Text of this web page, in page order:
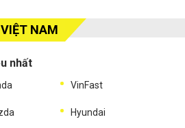
NAM
nhất
VinFast
Hyundai